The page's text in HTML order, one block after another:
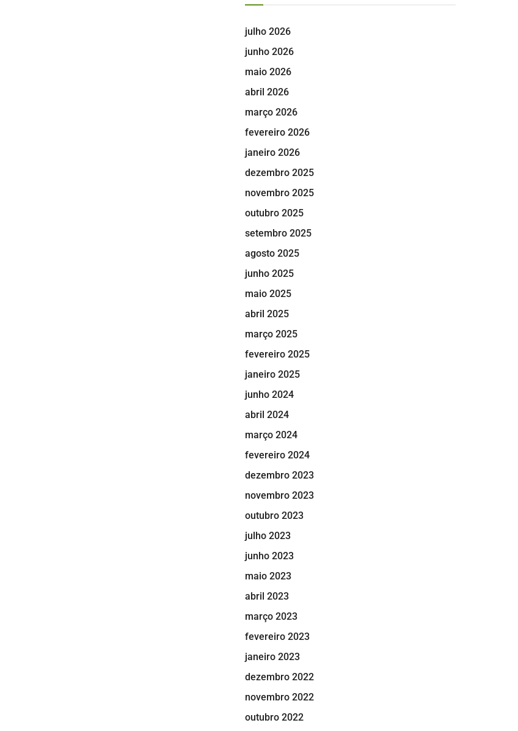
julho 2026
junho 2026
maio 2026
abril 2026
março 2026
fevereiro 2026
janeiro 2026
dezembro 2025
novembro 2025
outubro 2025
setembro 2025
agosto 2025
junho 2025
maio 2025
abril 2025
março 2025
fevereiro 2025
janeiro 2025
junho 2024
abril 2024
março 2024
fevereiro 2024
dezembro 2023
novembro 2023
outubro 2023
julho 2023
junho 2023
maio 2023
abril 2023
março 2023
fevereiro 2023
janeiro 2023
dezembro 2022
novembro 2022
outubro 2022